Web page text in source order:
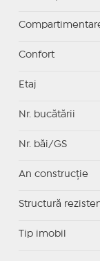
Confort
Etaj
Nr. bucătării
Nr. băi/GS
An construcție
Structură
Tip imobil